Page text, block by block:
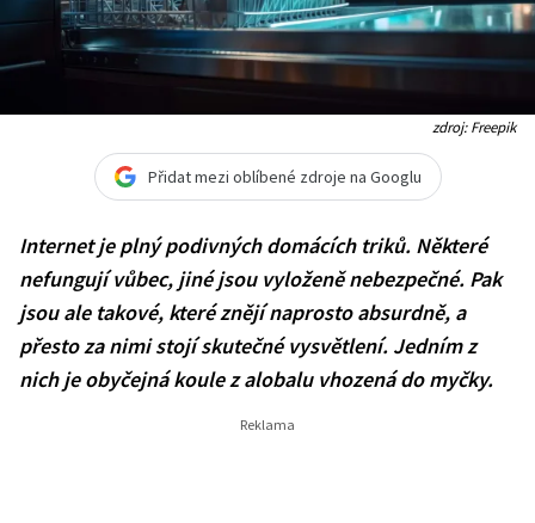
zdroj: Freepik
Přidat mezi oblíbené zdroje na Googlu
Internet je plný podivných domácích triků. Některé
nefungují vůbec, jiné jsou vyloženě nebezpečné. Pak
jsou ale takové, které znějí naprosto absurdně, a
přesto za nimi stojí skutečné vysvětlení. Jedním z
nich je obyčejná koule z alobalu vhozená do myčky.